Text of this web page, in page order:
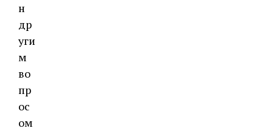
н
др
уги
м
во
пр
ос
ом